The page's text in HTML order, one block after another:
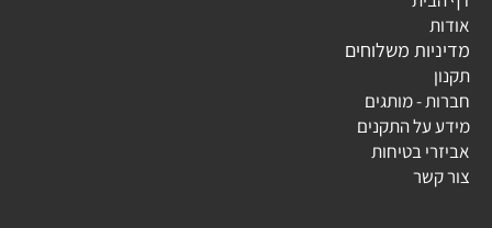
אודות
מדיניות משלוחים
תקנון
חברות - מותגים
מידע על התקנים
אביזרי בטיחות
צור קשר